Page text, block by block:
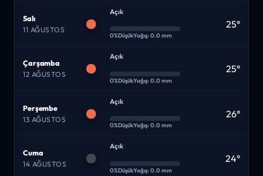
Salı
11 AĞUSTOS
Açık
0%DüşükYağış: 0.0 mm
25°
Çarşamba
12 AĞUSTOS
Açık
0%DüşükYağış: 0.0 mm
25°
Perşembe
13 AĞUSTOS
Açık
0%DüşükYağış: 0.0 mm
26°
Cuma
14 AĞUSTOS
Açık
0%DüşükYağış: 0.0 mm
24°